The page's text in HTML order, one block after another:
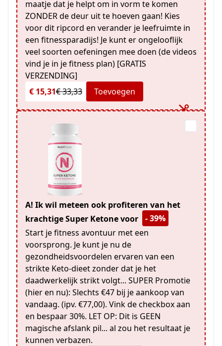
maatje dat je helpt om in vorm te komen
ZONDER de deur uit te hoeven gaan! Kies
voor dit ripcord en verander je leefruimte in
een fitnessparadijs! Je kunt er ongelooflijk
veel soorten oefeningen mee doen (de videos
vind je in je fitness plan) [GRATIS
VERZENDING]
€ 15,31€ 33,33 Toevoegen
A! Ik wil meteen ook profiteren van het
krachtige Super Ketone voor
- 39%
Start je fitness avontuur met een
voorsprong. Je kunt je nu de
gezondheidsvoordelen ervaren van een
strikte Keto-dieet zonder dat je het
daadwerkelijk strikt volgt... SUPER Promotie
(hier en nu): Slechts €47 bij je aankoop van
vandaag. (ipv. €77,00). Vink de checkbox aan
en bespaar 30%. LET OP: Dit is GEEN
magische afslank pil... al zou het resultaat je
kunnen verbazen.